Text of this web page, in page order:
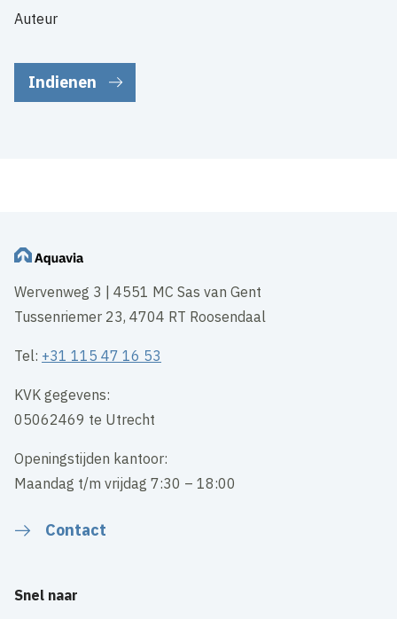
Auteur
Wervenweg 3 | 4551 MC Sas van Gent
Tussenriemer 23, 4704 RT Roosendaal
Tel: +31 115 47 16 53
KVK gegevens:
05062469 te Utrecht
Openingstijden kantoor:
Maandag t/m vrijdag 7:30 – 18:00
Contact
Snel naar